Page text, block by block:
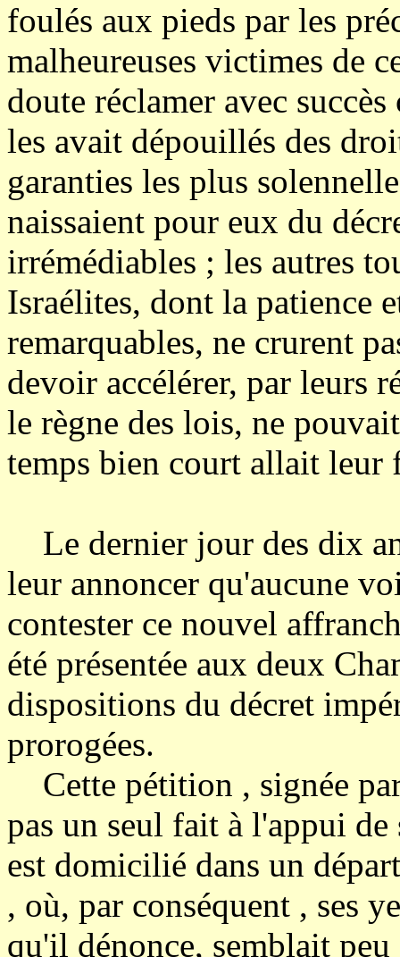
foulés aux pieds par les
malheureuses victimes de
doute réclamer avec
les avait dépouillés des
garanties les plus
naissaient pour eux du
irrémédiables ; les autres
Israélites, dont la patience
remarquables, ne crurent
devoir accélérer, par leurs
le règne des lois, ne
temps bien court allait leur
Le dernier jour des dix
leur annoncer qu'aucune
contester ce nouvel
été présentée aux deux
dispositions du décret
prorogées.
Cette pétition , signée
pas un seul fait à l'appui
est domicilié dans un
, où, par conséquent , ses
qu'il dénonce, semblait